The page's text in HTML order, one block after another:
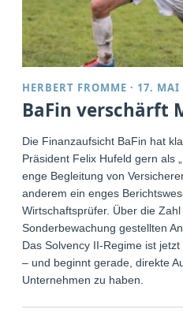
HERBERT FROMME · 17. MAI
BaFin verschärft
Die Finanzaufsicht BaFin hat
Präsident Felix Hufeld gern als
enge Begleitung von
anderem ein enges
Wirtschaftsprüfer. Über die
Sonderbewachung gestellten
Das Solvency II-Regime ist
– und beginnt gerade, direkte
Unternehmen zu haben.